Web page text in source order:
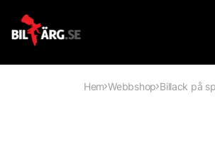
Hem Webbshop Billack på